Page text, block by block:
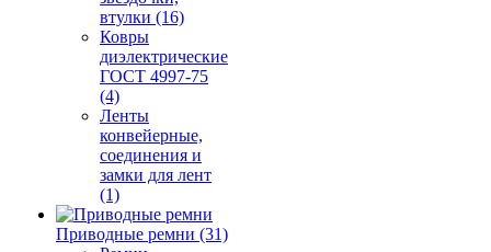
втулки (16)
Ковры
диэлектрические
ГОСТ 4997-75
(4)
Ленты
конвейерные,
соединения и
замки для лент
(1)
Приводные ремни (31)